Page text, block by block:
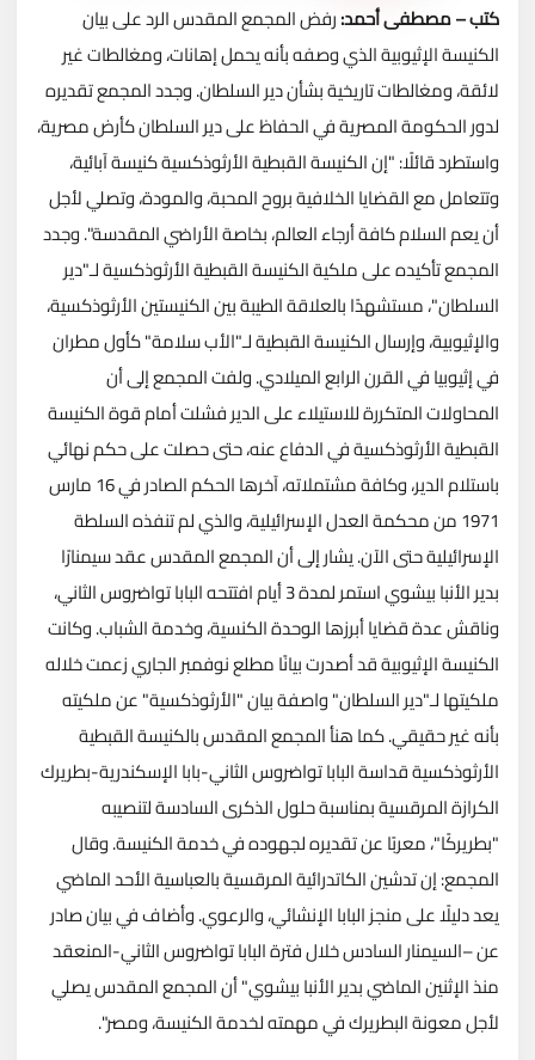
كتب – مصطفى أحمد:رفض المجمع المقدس الرد على بيان
الكنيسة الإثيوبية الذي وصفه بأنه يحمل إهانات، ومغالطات غير
لائقة، ومغالطات تاريخية بشأن دير السلطان. وجدد المجمع تقديره
لدور الحكومة المصرية في الحفاظ على دير السلطان كأرض مصرية،
واستطرد قائلًا: "إن الكنيسة القبطية الأرثوذكسية كنيسة آبائية،
وتتعامل مع القضايا الخلافية بروح المحبة، والمودة، وتصلي لأجل
أن يعم السلام كافة أرجاء العالم، بخاصة الأراضي المقدسة". وجدد
المجمع تأكيده على ملكية الكنيسة القبطية الأرثوذكسية لـ"دير
السلطان"، مستشهدًا بالعلاقة الطيبة بين الكنيستين الأرثوذكسية،
والإثيوبية، وإرسال الكنيسة القبطية لـ"الأب سلامة" كأول مطران
في إثيوبيا في القرن الرابع الميلادي. ولفت المجمع إلى أن
المحاولات المتكررة للاستيلاء على الدير فشلت أمام قوة الكنيسة
القبطية الأرثوذكسية في الدفاع عنه، حتى حصلت على حكم نهائي
باستلام الدير، وكافة مشتملاته، آخرها الحكم الصادر في 16 مارس
1971 من محكمة العدل الإسرائيلية، والذي لم تنفذه السلطة
الإسرائيلية حتى الآن. يشار إلى أن المجمع المقدس عقد سيمنارًا
بدير الأنبا بيشوي استمر لمدة 3 أيام افتتحه البابا تواضروس الثاني،
وناقش عدة قضايا أبرزها الوحدة الكنسية، وخدمة الشباب. وكانت
الكنيسة الإثيوبية قد أصدرت بيانًا مطلع نوفمبر الجاري زعمت خلاله
ملكيتها لـ"دير السلطان" واصفة بيان "الأرثوذكسية" عن ملكيته
بأنه غير حقيقي. كما هنأ المجمع المقدس بالكنيسة القبطية
الأرثوذكسية قداسة البابا تواضروس الثاني-بابا الإسكندرية-بطريرك
الكرازة المرقسية بمناسبة حلول الذكرى السادسة لتنصيبه
"بطريركًا"، معربًا عن تقديره لجهوده في خدمة الكنيسة. وقال
المجمع: إن تدشين الكاتدرائية المرقسية بالعباسية الأحد الماضي
يعد دليلًا على منجز البابا الإنشائي، والرعوي. وأضاف في بيان صادر
عن –السيمنار السادس خلال فترة البابا تواضروس الثاني-المنعقد
منذ الإثنين الماضي بدير الأنبا بيشوي" أن المجمع المقدس يصلي
لأجل معونة البطريرك في مهمته لخدمة الكنيسة، ومصر".